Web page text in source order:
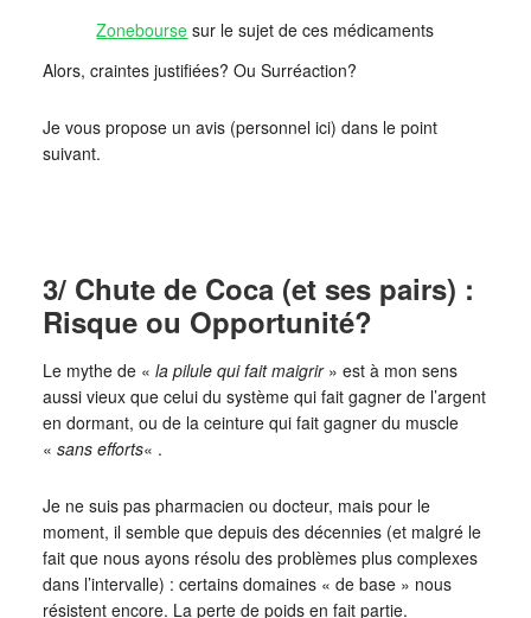
Zonebourse sur le sujet de ces médicaments
Alors, craintes justifiées? Ou Surréaction?
Je vous propose un avis (personnel ici) dans le point
suivant.
3/ Chute de Coca (et ses pairs) :
Risque ou Opportunité?
Le mythe de « la pilule qui fait maigrir» est à mon sens
aussi vieux que celui du système qui fait gagner de l’argent
en dormant, ou de la ceinture qui fait gagner du muscle
« sans efforts« .
Je ne suis pas pharmacien ou docteur, mais pour le
moment, il semble que depuis des décennies (et malgré le
fait que nous ayons résolu des problèmes plus complexes
dans l’intervalle) : certains domaines « de base » nous
résistent encore. La perte de poids en fait partie.